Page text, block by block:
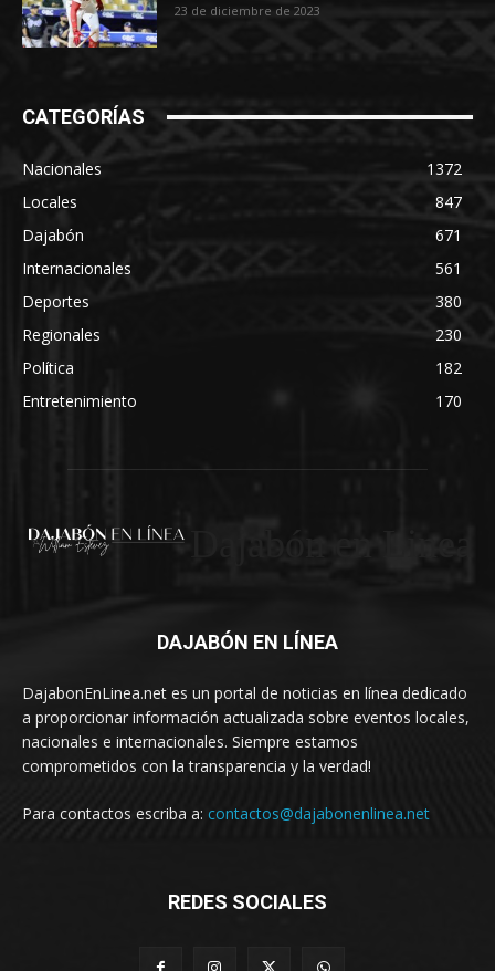
23 de diciembre de 2023
CATEGORÍAS
Nacionales
1372
Locales
847
Dajabón
671
Internacionales
561
Deportes
380
Regionales
230
Política
182
Entretenimiento
170
DAJABÓN EN LÍNEA
DajabonEnLinea.net es un portal de noticias en línea dedicado
a proporcionar información actualizada sobre eventos locales,
nacionales e internacionales. Siempre estamos
comprometidos con la transparencia y la verdad!
Para contactos escriba a: contactos@dajabonenlinea.net
REDES SOCIALES